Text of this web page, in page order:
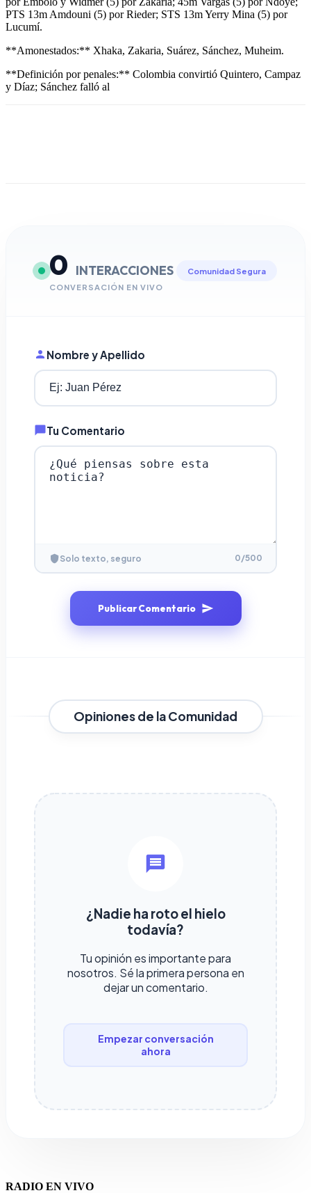
PTS 13m Amdouni (5) por Rieder; STS 13m Yerry Mina (5) por
Lucumí.
**Amonestados:** Xhaka, Zakaria, Suárez, Sánchez, Muheim.
**Definición por penales:** Colombia convirtió Quintero, Campaz
y Díaz; Sánchez falló al
0 INTERACCIONES
CONVERSACIÓN EN VIVO
Comunidad Segura
Nombre y Apellido
Tu Comentario
Solo texto, seguro 0/500
Publicar Comentario
Opiniones de la Comunidad
¿Nadie ha roto el hielo
todavía?
Tu opinión es importante para
nosotros. Sé la primera persona en
dejar un comentario.
Empezar conversación
ahora
RADIO EN VIVO